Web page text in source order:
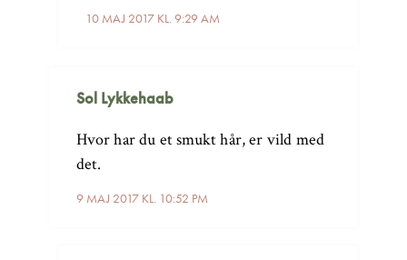
10 MAJ 2017 KL. 9:29 AM
Sol Lykkehaab
9 MAJ 2017 KL. 10:52 PM
Hvor har du et smukt hår, er vild med
det.